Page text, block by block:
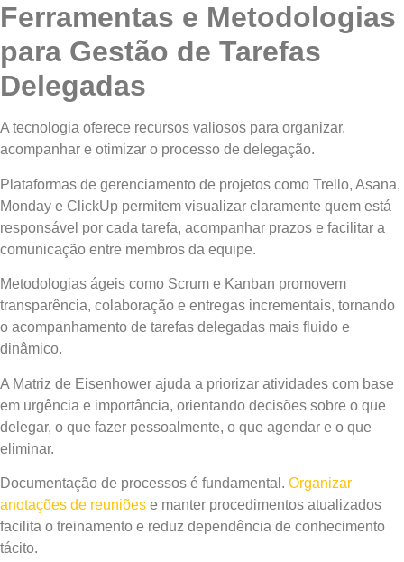
Ferramentas e Metodologias
para Gestão de Tarefas
Delegadas
A tecnologia oferece recursos valiosos para organizar,
acompanhar e otimizar o processo de delegação.
Plataformas de gerenciamento de projetos como Trello, Asana,
Monday e ClickUp permitem visualizar claramente quem está
responsável por cada tarefa, acompanhar prazos e facilitar a
comunicação entre membros da equipe.
Metodologias ágeis como Scrum e Kanban promovem
transparência, colaboração e entregas incrementais, tornando
o acompanhamento de tarefas delegadas mais fluido e
dinâmico.
A Matriz de Eisenhower ajuda a priorizar atividades com base
em urgência e importância, orientando decisões sobre o que
delegar, o que fazer pessoalmente, o que agendar e o que
eliminar.
Documentação de processos é fundamental. Organizar
anotações de reuniões e manter procedimentos atualizados
facilita o treinamento e reduz dependência de conhecimento
tácito.